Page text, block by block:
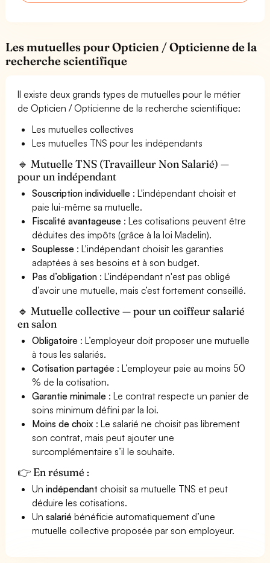
Les mutuelles pour Opticien / Opticienne de la
recherche scientifique
Il existe deux grands types de mutuelles pour le métier
de Opticien / Opticienne de la recherche scientifique:
Les mutuelles collectives
Les mutuelles TNS pour les indépendants
🔹 Mutuelle TNS (Travailleur Non Salarié) —
pour un indépendant
Souscription individuelle : L'indépendant choisit et
paie lui-même sa mutuelle.
Fiscalité avantageuse : Les cotisations peuvent être
déduites des impôts (grâce à la loi Madelin).
Souplesse : L'indépendant choisit les garanties
adaptées à ses besoins et à son budget.
Pas d’obligation : L'indépendant n'est pas obligé
d’avoir une mutuelle, mais c’est fortement conseillé.
🔹 Mutuelle collective — pour un coiffeur salarié
en salon
Obligatoire : L’employeur doit proposer une mutuelle
à tous les salariés.
Cotisation partagée : L’employeur paie au moins 50
% de la cotisation.
Garantie minimale : Le contrat respecte un panier de
soins minimum défini par la loi.
Moins de choix : Le salarié ne choisit pas librement
son contrat, mais peut ajouter une
surcomplémentaire s’il le souhaite.
👉 En résumé :
Unindépendant choisit sa mutuelle TNS et peut
déduire les cotisations.
Unsalarié bénéficie automatiquement d’une
mutuelle collective proposée par son employeur.